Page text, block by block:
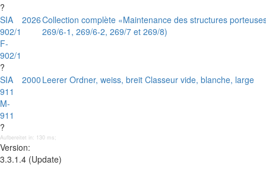
?
SIA
902/1
F-
902/1
?
2026Collection complète «Maintenance des structures
269/6-1, 269/6-2, 269/7 et 269/8)
SIA
911
M-
911
?
2000 Leerer Ordner, weiss, breit Classeur vide, blanche, large
Aufbereitet in: 130 ms;
Version:
3.3.1.4 (Update)